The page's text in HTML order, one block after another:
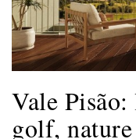
Vale
golf,